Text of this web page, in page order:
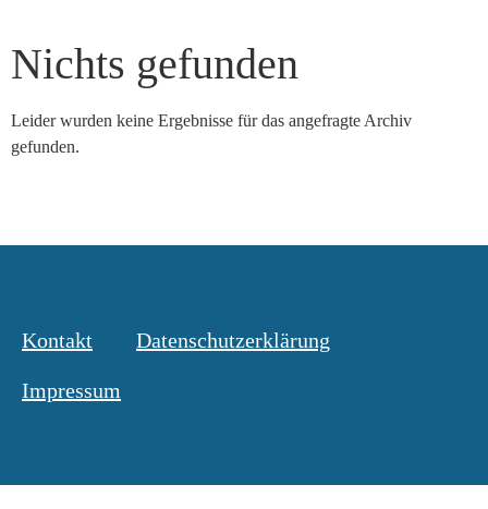
Nichts gefunden
Leider wurden keine Ergebnisse für das angefragte Archiv
gefunden.
Kontakt Datenschutzerklärung
Impressum